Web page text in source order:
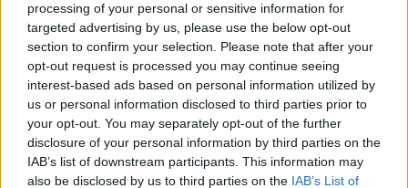
processing of your personal or sensitive information for
targeted advertising by us, please use the below opt-out
section to confirm your selection. Please note that after your
opt-out request is processed you may continue seeing
interest-based ads based on personal information utilized by
us or personal information disclosed to third parties prior to
your opt-out. You may separately opt-out of the further
disclosure of your personal information by third parties on the
IAB’s list of downstream participants. This information may
also be disclosed by us to third parties on the IAB’s List of
Ροή ειδήσεων